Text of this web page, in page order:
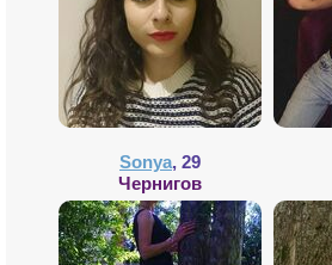
Sonya, 29
Чернигов